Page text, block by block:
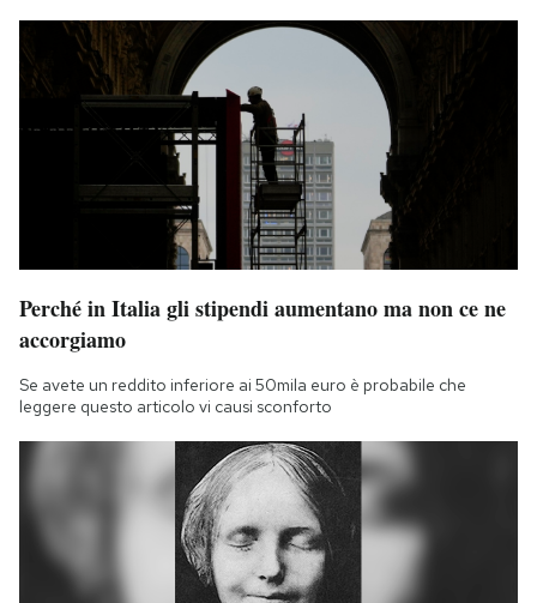
Perché in Italia gli stipendi aumentano ma non ce ne
accorgiamo
Se avete un reddito inferiore ai 50mila euro è probabile che
leggere questo articolo vi causi sconforto